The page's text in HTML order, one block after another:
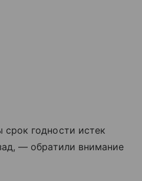
годности истек
— обратили внимание